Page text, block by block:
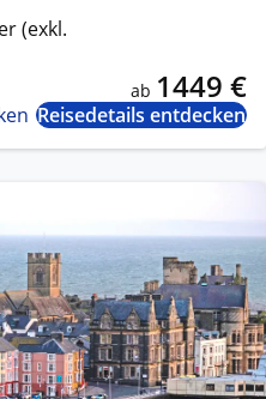
(exkl.
ab 1449 €
Reisedetails entdecken